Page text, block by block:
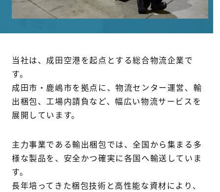
新着情報
採用情報
新卒採用
社員インタビュー
一般事業主行動計画
プライバシーポリシー
当社は、成田空港を起点とする総合物流企業で
す。
成田市・鹿嶋市を拠点に、物流センター運営、輸
出梱包、工場内請負など、幅広い物流サービスを
展開しています。
主力事業である輸出梱包では、全国から集まる多
様な製品を、安全かつ確実に各国へ輸送していま
す。
長年培ってきた梱包技術と高性能な資材により、